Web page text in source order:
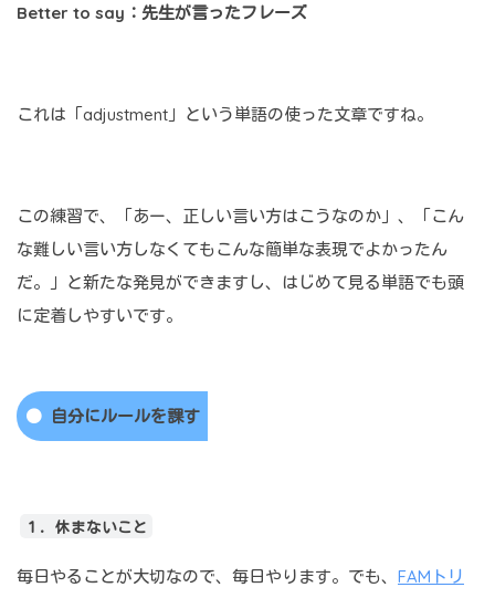
Better to say：先生が言ったフレーズ
これは「adjustment」という単語の使った文章ですね。
この練習で、「あー、正しい言い方はこうなのか」、「こん
な難しい言い方しなくてもこんな簡単な表現でよかったん
だ。」と新たな発見ができますし、はじめて見る単語でも頭
に定着しやすいです。
自分にルールを課す
１．休まないこと
毎日やることが大切なので、毎日やります。でも、 FAMトリ